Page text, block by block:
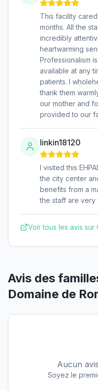
This facility
months. All the
incredibly
heartwarming
Professionalism
available at any
patients. I
thank them
our mother and
provided to our
linkin18120
I visited this
the city center
benefits from a
the staff are very
Voir tous les avis sur
Avis des
Domaine de
Aucun
Soyez le